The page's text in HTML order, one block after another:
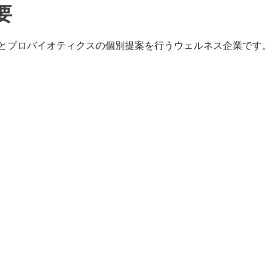
ロバイオティクスの個別提案を行うウェルネス企業です。